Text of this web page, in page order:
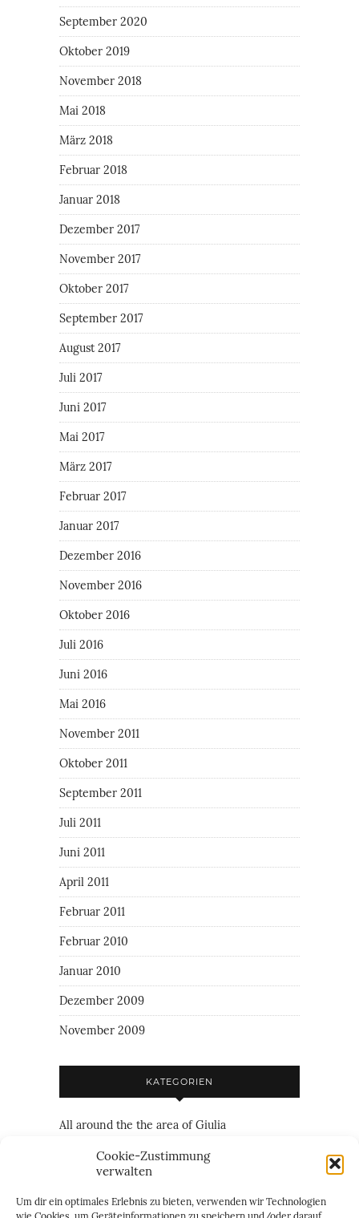
Cookie-Zustimmung
verwalten
Um dir ein optimales Erlebnis zu bieten, verwenden wir Technologien
September 2020
Oktober 2019
November 2018
Mai 2018
März 2018
Februar 2018
Januar 2018
Dezember 2017
November 2017
Oktober 2017
September 2017
August 2017
Juli 2017
Juni 2017
Mai 2017
März 2017
Februar 2017
Januar 2017
Dezember 2016
November 2016
Oktober 2016
Juli 2016
Juni 2016
Mai 2016
November 2011
Oktober 2011
September 2011
Juli 2011
Juni 2011
April 2011
Februar 2011
Februar 2010
Januar 2010
Dezember 2009
November 2009
KATEGORIEN
All around the the area of Giulia
Just everything